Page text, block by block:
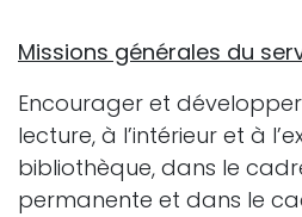
Missions générales du
Encourager et
lecture, à l’intérieur et à
bibliothèque, dans le
permanente et dans le